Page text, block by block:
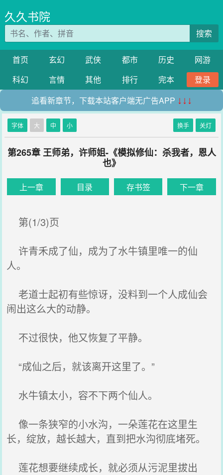
久久书院
搜索
首页 玄幻 武侠 都市 历史
网游
科幻
言情 其他 排行 完本
登录
追看新章节，下载本站客户端无广告APP ↓↓↓
字体 大 中 小 换手 关灯
第265章 王师弟，许师姐-《模拟修仙：杀我者，恩人
也》
上一章 目录 存书签 下一章
第(1/3)页
许青禾成了仙，成为了水牛镇里唯一的仙
人。
老道士起初有些惊讶，没料到一个人成仙会
闹出这么大的动静。
不过很快，他又恢复了平静。
“成仙之后，就该离开这里了。”
水牛镇太小，容不下两个仙人。
像一条狭窄的小水沟，一朵莲花在这里生
长，绽放，越长越大，直到把水沟彻底堵死。
莲花想要继续成长，就必须从污泥里拔出